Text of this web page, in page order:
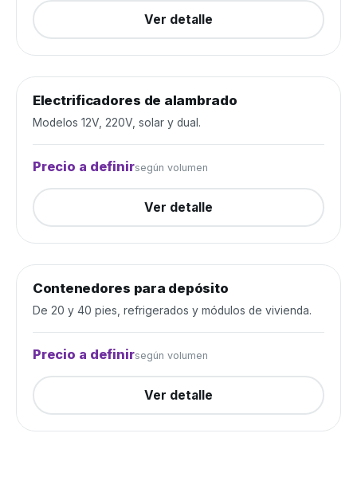
Ver detalle
Alambrados y cercos
Electrificadores de alambrado
Modelos 12V, 220V, solar y dual.
Precio a definirsegún volumen
Ver detalle
Depósito y construcción
Contenedores para depósito
De 20 y 40 pies, refrigerados y módulos de vivienda.
Precio a definirsegún volumen
Ver detalle